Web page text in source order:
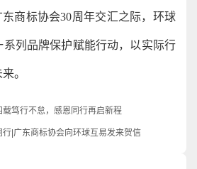
商标协会30周年交汇之际，环球
系列品牌保护赋能行动，以实际行
。
笃行不怠，感恩同行再启新程
|广东商标协会向环球互易发来贺信